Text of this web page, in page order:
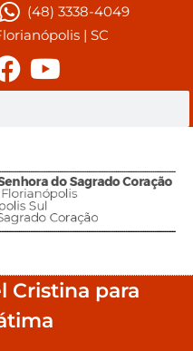
(48) 3338-4049
| SC
Cristina para